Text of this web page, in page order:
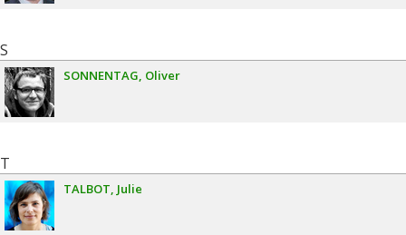
S
SONNENTAG Oliver
T
TALBOT Julie